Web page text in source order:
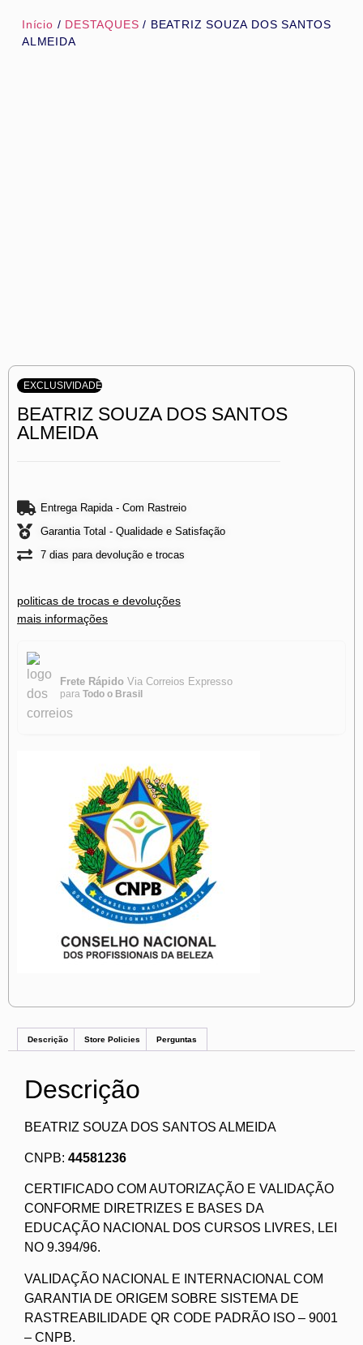
Início / DESTAQUES / BEATRIZ SOUZA DOS SANTOS
ALMEIDA
EXCLUSIVIDADE
BEATRIZ SOUZA DOS SANTOS
ALMEIDA
Entrega Rapida - Com Rastreio
Garantia Total - Qualidade e Satisfação
7 dias para devolução e trocas
politicas de trocas e devoluções
mais informações
Frete Rápido Via Correios Expresso
para Todo o Brasil
Descrição Store Policies Perguntas
Descrição
BEATRIZ SOUZA DOS SANTOS ALMEIDA
CNPB: 44581236
CERTIFICADO COM AUTORIZAÇÃO E VALIDAÇÃO
CONFORME DIRETRIZES E BASES DA
EDUCAÇÃO NACIONAL DOS CURSOS LIVRES, LEI
NO 9.394/96.
VALIDAÇÃO NACIONAL E INTERNACIONAL COM
GARANTIA DE ORIGEM SOBRE SISTEMA DE
RASTREABILIDADE QR CODE PADRÃO ISO – 9001
– CNPB.